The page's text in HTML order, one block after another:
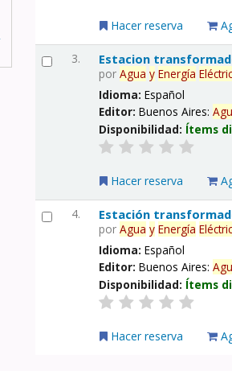
Hacer reserva
3. Estacion
porAgua y Energía
Idioma:Español
Editor:Buenos Aires:
Disponibilidad: Ítems
Hacer reserva
4. Estación
porAgua y Energía
Idioma:Español
Editor:Buenos Aires:
Disponibilidad: Ítems
Hacer reserva